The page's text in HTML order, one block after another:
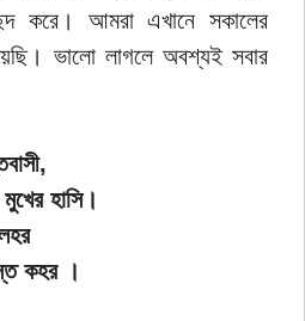
করে। আমরা এখানে সকালের
ভালো লাগলে অবশ্যই সবার
হাসি।
কহর ।